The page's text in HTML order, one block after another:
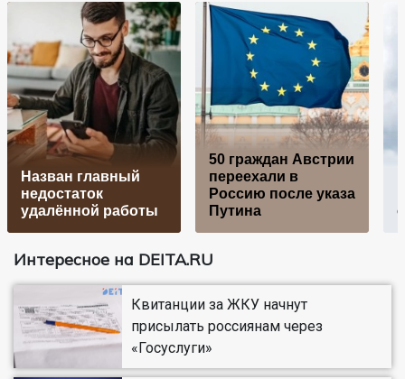
Назван главный
недостаток
удалённой работы
50 граждан Австрии
переехали в
Россию после указа
Путина
Интересное на DEITA.RU
Квитанции за ЖКУ начнут
присылать россиянам через
«Госуслуги»